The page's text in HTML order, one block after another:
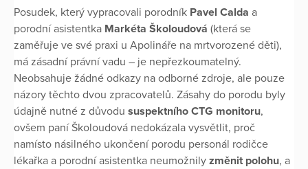
Posudek, který vypracovali porodník Pavel Calda a
porodní asistentka Markéta Školoudová (která se
zaměřuje ve své praxi u Apolináře na mrtvorozené děti),
má zásadní právní vadu – je nepřezkoumatelný.
Neobsahuje žádné odkazy na odborné zdroje, ale pouze
názory těchto dvou zpracovatelů. Zásahy do porodu byly
údajně nutné z důvodu suspektního CTG monitoru,
ovšem paní Školoudová nedokázala vysvětlit, proč
namísto násilného ukončení porodu personál rodičce
lékařka a porodní asistentka neumožnily změnit polohu, a